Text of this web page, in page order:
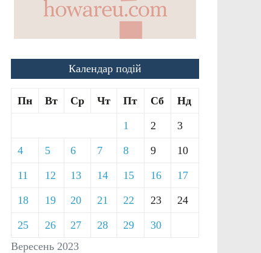
Календар подій
Вересень 2023
Пн Вт Ср Чт Пт Сб Нд
1 2 3
4 5 6 7 8 9 10
11 12 13 14 15 16 17
18 19 20 21 22 23 24
25 26 27 28 29 30